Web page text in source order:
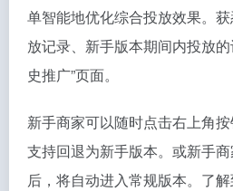
单智能地优化综合投放效果。
放记录、新手版本期间内投放
史推广”页面。
新手商家可以随时点击右上角
支持回退为新手版本。或新手
后，将自动进入常规版本。了